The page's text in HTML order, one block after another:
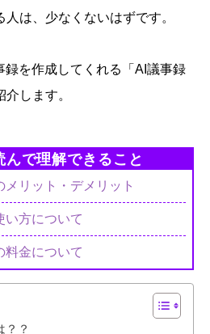
は、少なくないはずです。
録を作成してくれる「AI議事録
します。
んで理解できること
リット・デメリット
い方について
料金について
？？